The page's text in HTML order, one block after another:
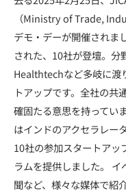
（Ministry of Trade,
デモ・デーが開催されま
された、10社が登壇。
Healthtechなど多岐に渡
トアップです。全社の共
確固たる意思を持ってい
はインドのアクセラレー
10社の参加スタートアッ
ラムを提供しました。
聞など、様々な媒体で紹